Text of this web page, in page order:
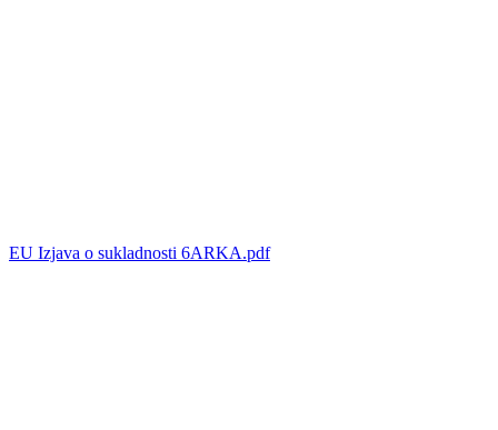
EU Izjava o sukladnosti 6ARKA.pdf